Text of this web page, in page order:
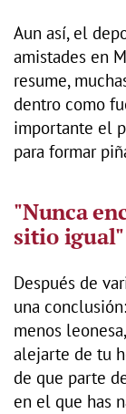
Aun así, el
amistades en
resume,
dentro como
importante el
para formar
"Nunca
sitio igual"
Después de
una
menos
alejarte de tu
de que parte
en el que has